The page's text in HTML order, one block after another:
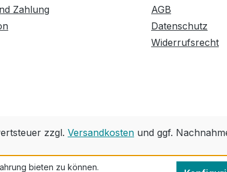
Zahlung
AGB
Datenschutz
Widerrufsrecht
zzgl. Versandkosten und ggf.
bieten zu können.